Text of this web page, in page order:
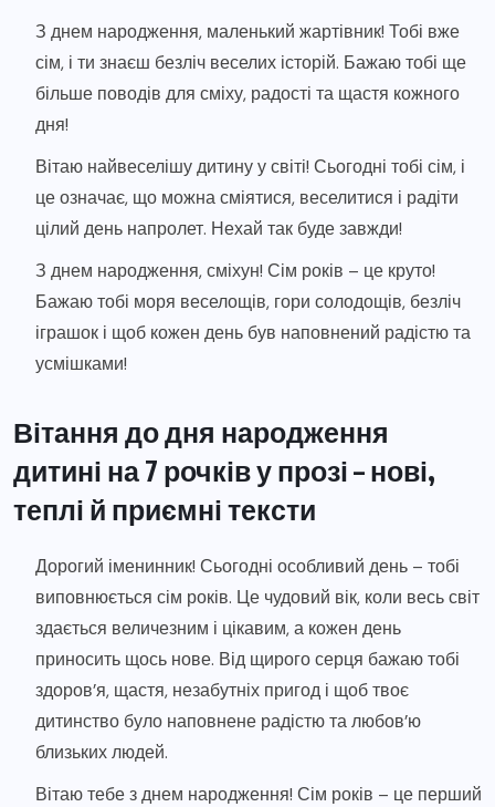
З днем народження, маленький жартівник! Тобі вже
сім, і ти знаєш безліч веселих історій. Бажаю тобі ще
більше поводів для сміху, радості та щастя кожного
дня!
Вітаю найвеселішу дитину у світі! Сьогодні тобі сім, і
це означає, що можна сміятися, веселитися і радіти
цілий день напролет. Нехай так буде завжди!
З днем народження, сміхун! Сім років – це круто!
Бажаю тобі моря веселощів, гори солодощів, безліч
іграшок і щоб кожен день був наповнений радістю та
усмішками!
Вітання до дня народження
дитині на 7 рочків у прозі – нові,
теплі й приємні тексти
Дорогий іменинник! Сьогодні особливий день – тобі
виповнюється сім років. Це чудовий вік, коли весь світ
здається величезним і цікавим, а кожен день
приносить щось нове. Від щирого серця бажаю тобі
здоров’я, щастя, незабутніх пригод і щоб твоє
дитинство було наповнене радістю та любов’ю
близьких людей.
Вітаю тебе з днем народження! Сім років – це перший